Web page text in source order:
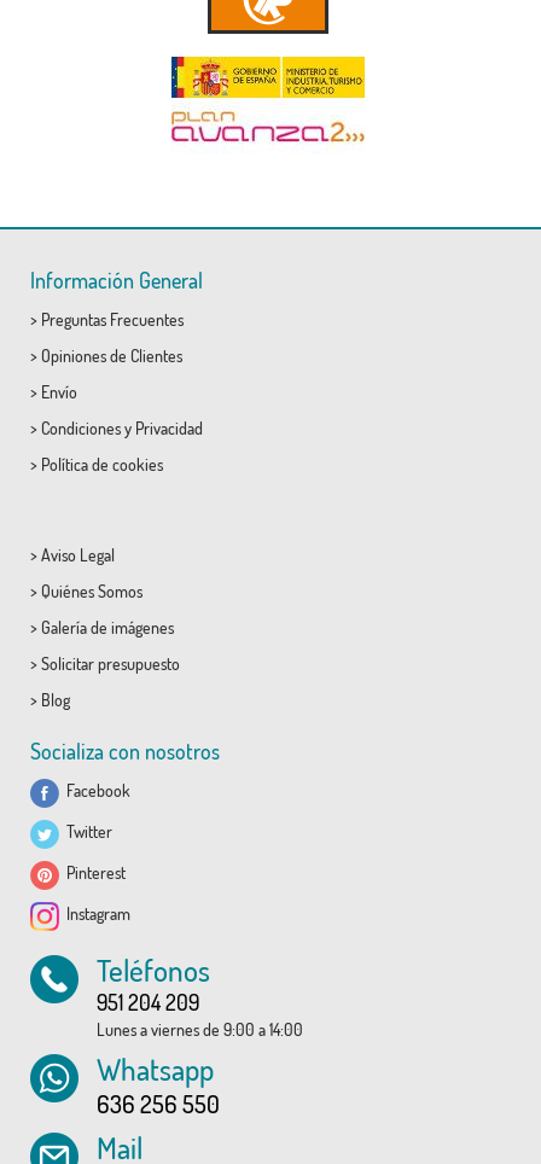
Información General
> Preguntas Frecuentes
> Opiniones de Clientes
> Envío
> Condicionesy Privacidad
> Política de cookies
> Aviso Legal
> Quiénes Somos
> Galería de imágenes
> Solicitar presupuesto
> Blog
Socializa con nosotros
Facebook
Twitter
Pinterest
Instagram
Teléfonos
951 204 209
Lunes a viernes de 9:00 a 14:00
Whatsapp
636 256 550
Mail